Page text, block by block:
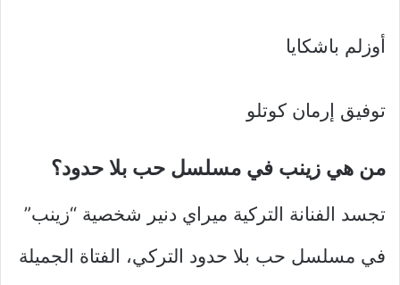
أوزلم باشكايا
توفيق إرمان كوتلو
من هي زينب في مسلسل حب بلا حدود؟
تجسد الفنانة التركية ميراي دنير شخصية “زينب”
في مسلسل حب بلا حدود التركي، الفتاة الجميلة